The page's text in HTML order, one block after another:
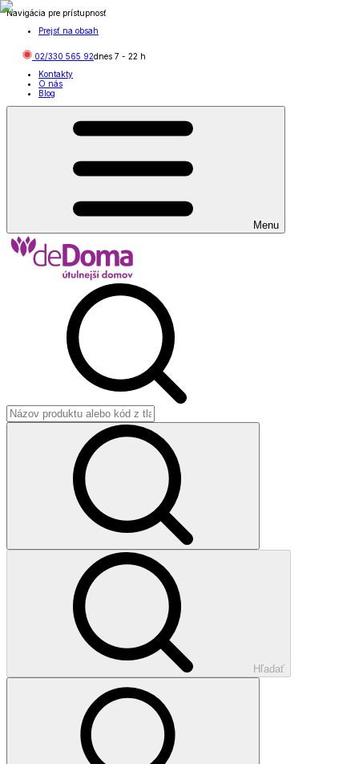
Navigácia pre prístupnosť
Prejsť na obsah
02/330 565 92dnes 7 - 22 h
Kontakty
O nás
Blog
Menu
Hľadať